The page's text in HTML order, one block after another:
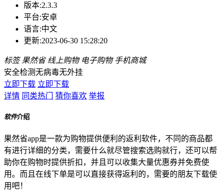
版本:2.3.3
平台:安卓
语言:中文
更新:2023-06-30 15:28:20
标签 果然省 线上购物 电子购物 手机商城
安全检测无病毒无外挂
立即下载 立即下载
详情 同类热门 猜你喜欢 举报
软件介绍
果然省app是一款为购物提供便利的返利软件，不同的商品都
有进行详细的分类，需要什么就尽管搜索选购就行，还可以帮
助你在购物时提供折扣，并且可以收集大量优惠券并免费使
用。而且在线下单是可以直接获得返利的，需要的朋友下载使
用吧！